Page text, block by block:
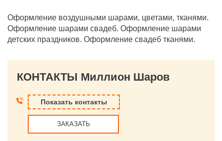
Оформление воздушными шарами, цветами, тканями.
Оформление шарами свадеб. Оформление шарами
детских праздников. Оформление свадеб тканями.
КОНТАКТЫ Миллион Шаров
Показать контакты
ЗАКАЗАТЬ